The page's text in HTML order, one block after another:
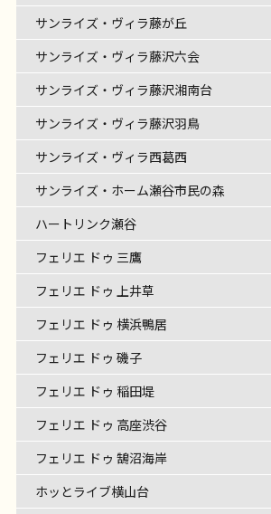
サンライズ・ヴィラ藤が丘
サンライズ・ヴィラ藤沢六会
サンライズ・ヴィラ藤沢湘南台
サンライズ・ヴィラ藤沢羽鳥
サンライズ・ヴィラ西葛西
サンライズ・ホーム瀬谷市民の森
ハートリンク瀬谷
フェリエ ドゥ 三鷹
フェリエ ドゥ 上井草
フェリエ ドゥ 横浜鴨居
フェリエ ドゥ 磯子
フェリエ ドゥ 稲田堤
フェリエ ドゥ 高座渋谷
フェリエ ドゥ 鵠沼海岸
ホッとライブ横山台